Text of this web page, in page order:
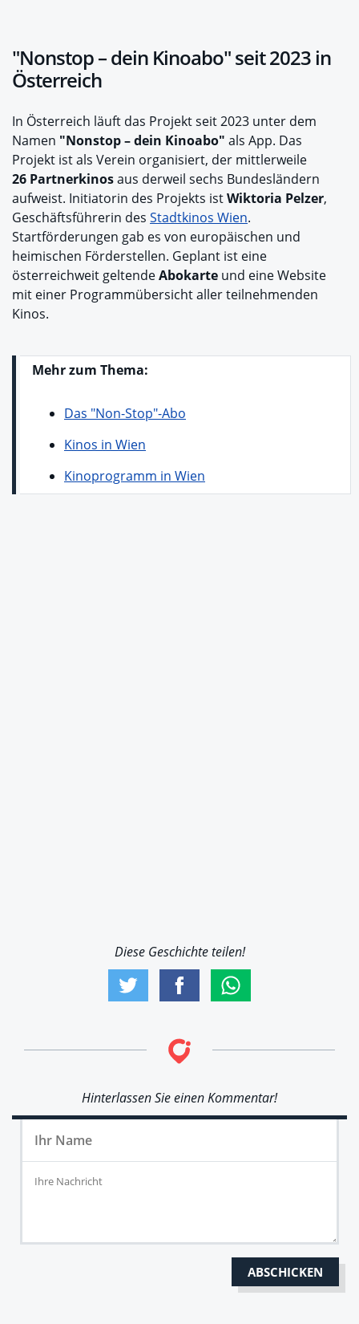
"Nonstop – dein Kinoabo" seit 2023 in
Österreich
In Österreich läuft das Projekt seit 2023 unter dem
Namen "Nonstop – dein Kinoabo" als App. Das
Projekt ist als Verein organisiert, der mittlerweile
26 Partnerkinosaus derweil sechs Bundesländern
aufweist. Initiatorin des Projekts istWiktoria Pelzer,
Geschäftsführerin des Stadtkinos Wien.
Startförderungen gab es von europäischen und
heimischen Förderstellen. Geplant ist eine
österreichweit geltendeAbokarte und eine Website
mit einer Programmübersicht aller teilnehmenden
Kinos.
Mehr zum Thema:
Das "Non-Stop"-Abo
Kinos in Wien
Kinoprogramm in Wien
Diese Geschichte teilen!
Hinterlassen Sie einen Kommentar!